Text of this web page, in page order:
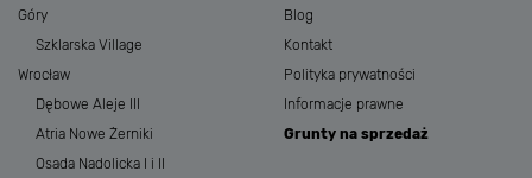
Góry
Szklarska Village
Wrocław
Dębowe Aleje III
Atria Nowe Żerniki
Osada Nadolicka I i II
Blog
Kontakt
Polityka prywatności
Informacje prawne
Grunty na sprzedaż